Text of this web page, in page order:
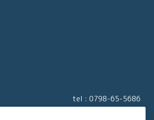
tel : 0798-65-5686